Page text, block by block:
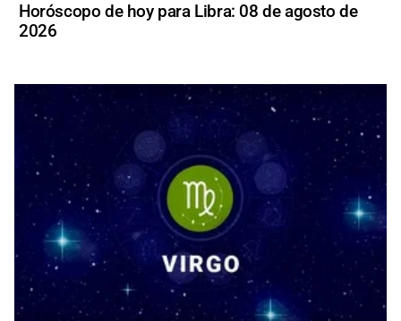
Horóscopo de hoy para Libra: 08 de agosto de
2026